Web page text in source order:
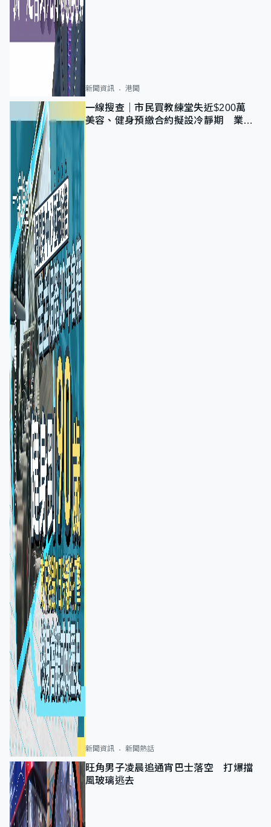
新聞資訊 港聞
一線搜查｜市民買教練堂失近$200萬
美容、健身預繳合約擬設冷靜期 業界
新聞資訊 新聞熱話
旺角男子凌晨追通宵巴士落空 打爆擋
風玻璃逃去